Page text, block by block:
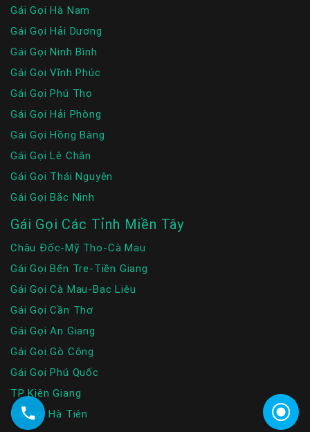
Gái Gọi Hà Nam
Gái Gọi Hải Dương
Gái Gọi Ninh Bình
Gái Gọi Vĩnh Phúc
Gái Gọi Phú Thọ
Gái Gọi Hải Phòng
Gái Gọi Hồng Bàng
Gái Gọi Lê Chân
Gái Gọi Thái Nguyên
Gái Gọi Bắc Ninh
Gái Gọi Các Tỉnh Miền Tây
Châu Đốc-Mỹ Tho-Cà Mau
Gái Gọi Bến Tre-Tiền Giang
Gái Gọi Cà Mau-Bạc Liêu
Gái Gọi Cần Thơ
Gái Gọi An Giang
Gái Gọi Gò Công
Gái Gọi Phú Quốc
TP Kiên Giang
Gái gọi Hà Tiên